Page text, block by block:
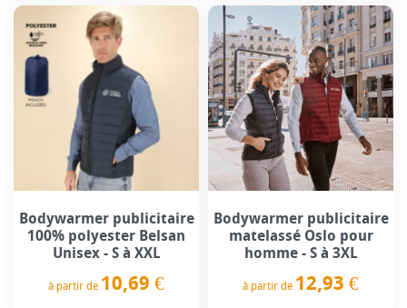
Bodywarmer publicitaire
100% polyester Belsan
Unisex - S à XXL
à partir de 10,69 €
Bodywarmer publicitaire
matelassé Oslo pour
homme - S à 3XL
à partir de 12,93 €